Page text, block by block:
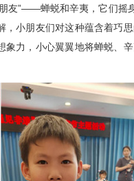
友”——蝉蜕和辛夷，它们摇
小朋友们对这种蕴含着巧
力，小心翼翼地将蝉蜕、